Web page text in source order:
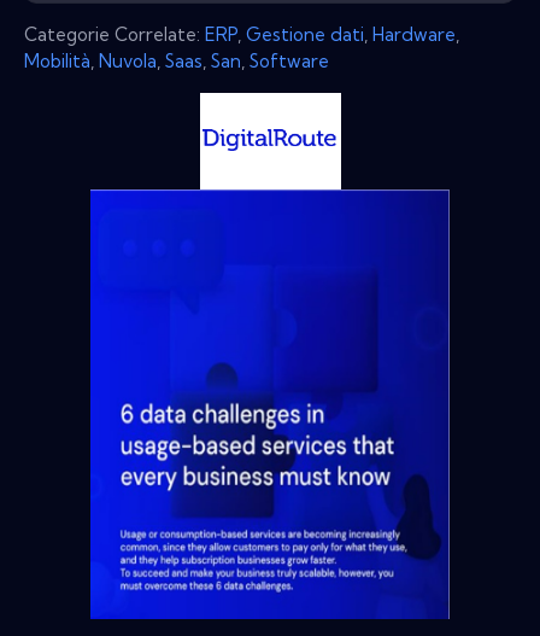
Categorie Correlate: ERP Gestione dati Hardware
Mobilità Nuvola Saas San Software